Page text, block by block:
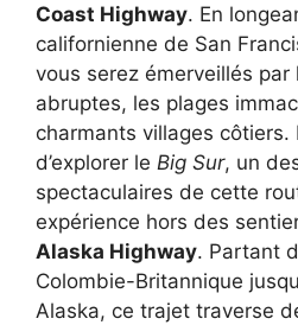
Coast Highway. En
californienne de San
vous serez émerveillés par
abruptes, les plages
charmants villages côtiers.
d’explorer le Big Sur, un
spectaculaires de cette
expérience hors des
Alaska Highway. Partant
Colombie-Britannique
Alaska, ce trajet traverse